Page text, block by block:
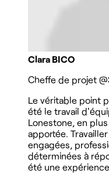
Clara BICO
Cheffe de projet
Le véritable point
été le travail
Lonestone, en
apportée.
engagées,
déterminées à
été une